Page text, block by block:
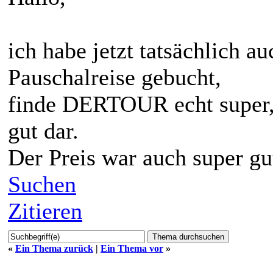
ich habe jetzt tatsächlich
Pauschalreise gebucht,
finde DERTOUR echt
gut dar.
Der Preis war auch super
Suchen
Zitieren
« Ein Thema zurück | Ein Thema vor »